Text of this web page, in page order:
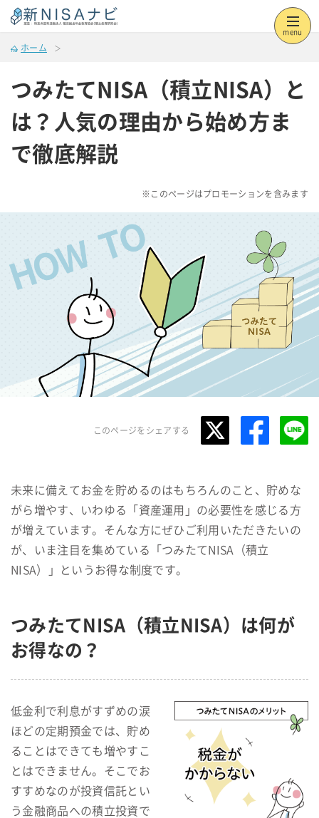
menu
ホーム
つみたてNISA（積立NISA）と
は？人気の理由から始め方ま
で徹底解説
※このページはプロモーションを含みます
このページをシェアする
未来に備えてお金を貯めるのはもちろんのこと、貯めな
がら増やす、いわゆる「資産運用」の必要性を感じる方
が増えています。そんな方にぜひご利用いただきたいの
が、いま注目を集めている「つみたてNISA（積立
NISA）」というお得な制度です。
つみたてNISA（積立NISA）は何が
お得なの？
低金利で利息がすずめの涙
ほどの定期預金では、貯め
ることはできても増やすこ
とはできません。そこでお
すすめなのが投資信託とい
う金融商品への積立投資で